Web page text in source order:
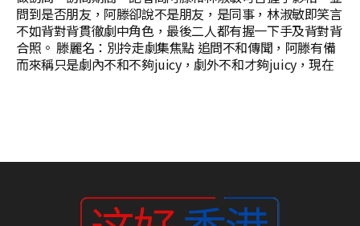
問到是否朋友，阿滕卻說不是朋友，是同事，林淑敏即笑言
不如背對背貫徹劇中角色，最後二人都有握一下手及背對背
合照。 滕麗名：別拎走劇集焦點 追問不和傳聞，阿滕有備
而來稱只是劇內不和不夠juicy，劇外不和才夠juicy，現在